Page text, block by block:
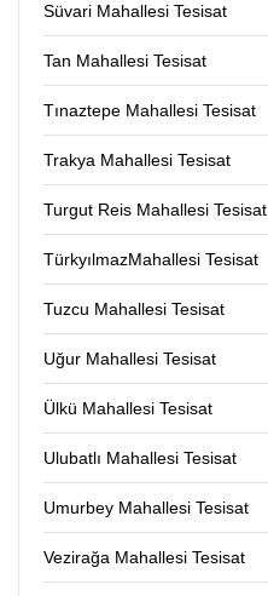
Süvari Mahallesi Tesisat
Tan Mahallesi Tesisat
Tınaztepe Mahallesi Tesisat
Trakya Mahallesi Tesisat
Turgut Reis Mahallesi Tesisat
TürkyılmazMahallesi Tesisat
Tuzcu Mahallesi Tesisat
Uğur Mahallesi Tesisat
Ülkü Mahallesi Tesisat
Ulubatlı Mahallesi Tesisat
Umurbey Mahallesi Tesisat
Vezirağa Mahallesi Tesisat